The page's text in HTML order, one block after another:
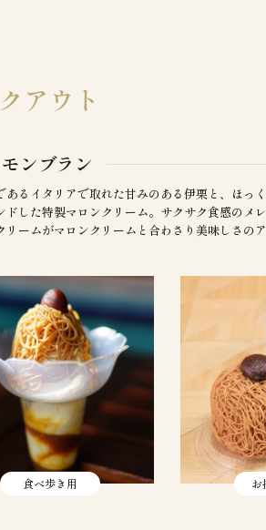
アウト
ンブラン
あるイタリアで取れた甘みのある伊栗と、ほっ
ドした特製マロンクリーム。サクサク食感のメ
リームがマロンクリームと合わさり美味しさの
食べ歩き用 お